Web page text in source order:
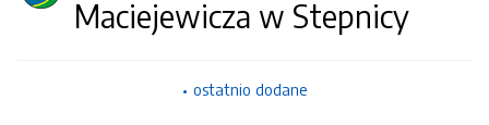
Maciejewicza w Stepnicy
ostatnio dodane